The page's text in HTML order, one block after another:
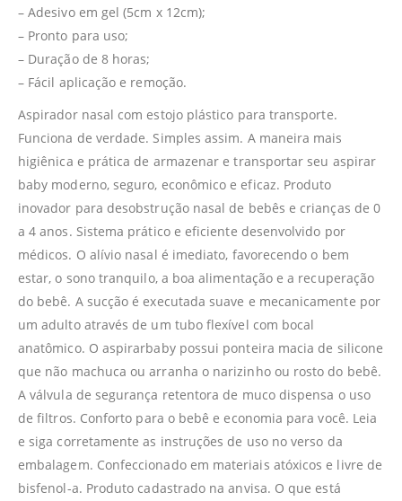
– Adesivo em gel (5cm x 12cm);
– Pronto para uso;
– Duração de 8 horas;
– Fácil aplicação e remoção.
Aspirador nasal com estojo plástico para transporte.
Funciona de verdade. Simples assim. A maneira mais
higiênica e prática de armazenar e transportar seu aspirar
baby moderno, seguro, econômico e eficaz. Produto
inovador para desobstrução nasal de bebês e crianças de 0
a 4 anos. Sistema prático e eficiente desenvolvido por
médicos. O alívio nasal é imediato, favorecendo o bem
estar, o sono tranquilo, a boa alimentação e a recuperação
do bebê. A sucção é executada suave e mecanicamente por
um adulto através de um tubo flexível com bocal
anatômico. O aspirarbaby possui ponteira macia de silicone
que não machuca ou arranha o narizinho ou rosto do bebê.
A válvula de segurança retentora de muco dispensa o uso
de filtros. Conforto para o bebê e economia para você. Leia
e siga corretamente as instruções de uso no verso da
embalagem. Confeccionado em materiais atóxicos e livre de
bisfenol-a. Produto cadastrado na anvisa. O que está